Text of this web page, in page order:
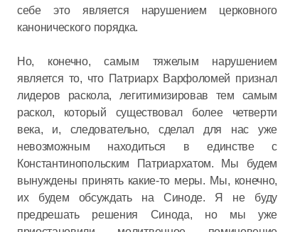
себе это является нарушением церковного
канонического порядка.
Но, конечно, самым тяжелым нарушением
является то, что Патриарх Варфоломей признал
лидеров раскола, легитимизировав тем самым
раскол, который существовал более четверти
века, и, следовательно, сделал для нас уже
невозможным находиться в единстве с
Константинопольским Патриархатом. Мы будем
вынуждены принять какие-то меры. Мы, конечно,
их будем обсуждать на Синоде. Я не буду
предрешать решения Синода, но мы уже